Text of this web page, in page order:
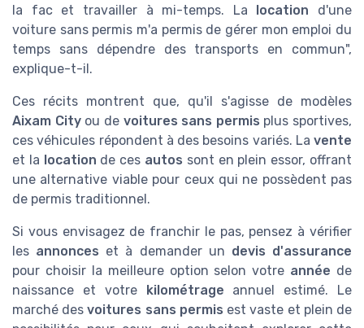
la fac et travailler à mi-temps. La
location d'une
voiture sans permis m'a permis de gérer mon emploi du
temps sans dépendre des transports en commun",
explique-t-il.
Ces récits montrent que, qu'il s'agisse de modèles
Aixam Cityou de voitures sans permis plus sportives,
ces véhicules répondent à des besoins variés. La vente
et la location de ces autos sont en plein essor, offrant
une alternative viable pour ceux qui ne possèdent pas
de permis traditionnel.
Si vous envisagez de franchir le pas, pensez à vérifier
les annonces et à demander un devis d'assurance
pour choisir la meilleure option selon votre année de
naissance et votre
kilométrage annuel estimé. Le
marché desvoitures sans permis est vaste et plein de